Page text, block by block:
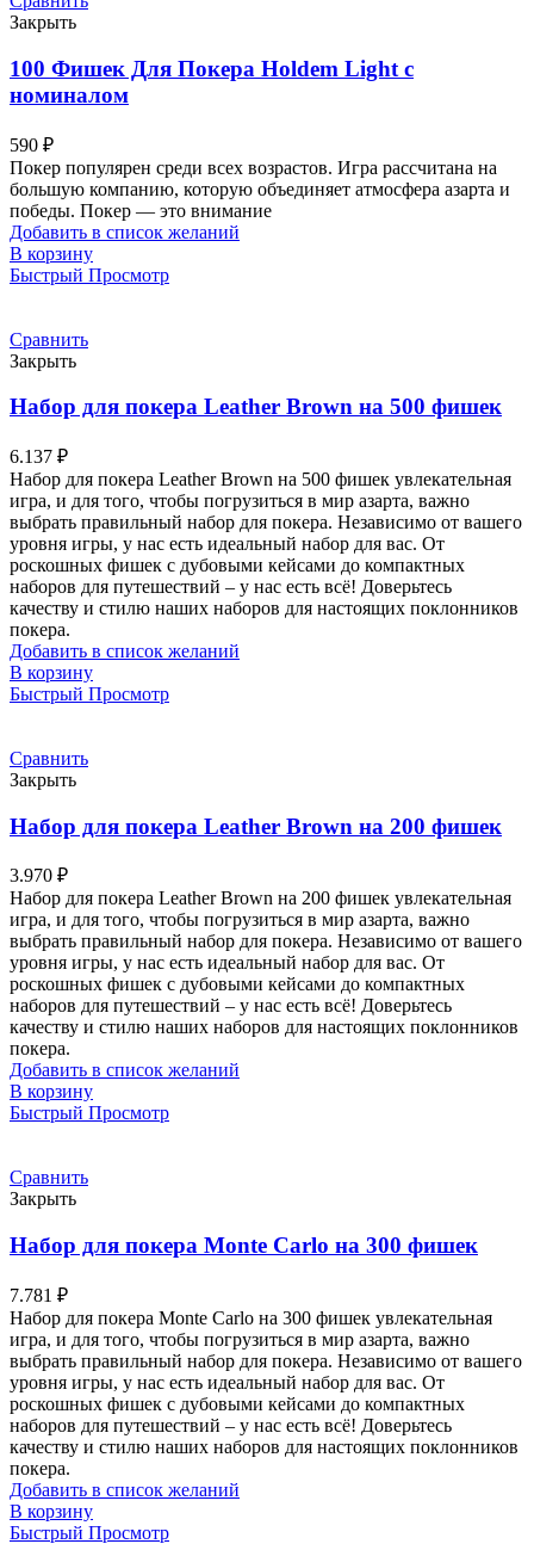
Закрыть
100 Фишек Для Покера Holdem Light с
номиналом
590 ₽
Покер популярен среди всех возрастов. Игра рассчитана на
большую компанию, которую объединяет атмосфера азарта и
победы. Покер — это внимание
Добавить в список желаний
В корзину
Быстрый Просмотр
Сравнить
Закрыть
Набор для покера Leather Brown на 500 фишек
6.137 ₽
Набор для покера Leather Brown на 500 фишек увлекательная
игра, и для того, чтобы погрузиться в мир азарта, важно
выбрать правильный набор для покера. Независимо от вашего
уровня игры, у нас есть идеальный набор для вас. От
роскошных фишек с дубовыми кейсами до компактных
наборов для путешествий – у нас есть всё! Доверьтесь
качеству и стилю наших наборов для настоящих поклонников
покера.
Добавить в список желаний
В корзину
Быстрый Просмотр
Сравнить
Закрыть
Набор для покера Leather Brown на 200 фишек
3.970 ₽
Набор для покера Leather Brown на 200 фишек увлекательная
игра, и для того, чтобы погрузиться в мир азарта, важно
выбрать правильный набор для покера. Независимо от вашего
уровня игры, у нас есть идеальный набор для вас. От
роскошных фишек с дубовыми кейсами до компактных
наборов для путешествий – у нас есть всё! Доверьтесь
качеству и стилю наших наборов для настоящих поклонников
покера.
Добавить в список желаний
В корзину
Быстрый Просмотр
Сравнить
Закрыть
Набор для покера Monte Carlo на 300 фишек
7.781 ₽
Набор для покера Monte Carlo на 300 фишек увлекательная
игра, и для того, чтобы погрузиться в мир азарта, важно
выбрать правильный набор для покера. Независимо от вашего
уровня игры, у нас есть идеальный набор для вас. От
роскошных фишек с дубовыми кейсами до компактных
наборов для путешествий – у нас есть всё! Доверьтесь
качеству и стилю наших наборов для настоящих поклонников
покера.
Добавить в список желаний
В корзину
Быстрый Просмотр